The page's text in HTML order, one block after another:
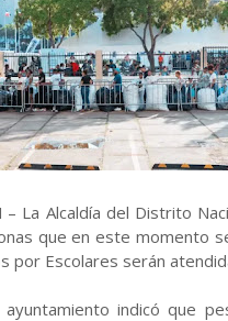
– La Alcaldía del Distrito
que en este momento
por Escolares serán
indicó que